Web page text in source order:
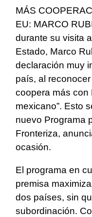
MÁS
EU: MARCO
durante su visita
Estado, Marco
declaración muy
país, al
coopera más con
mexicano”. Esto
nuevo Programa
Fronteriza,
ocasión.
El programa en
premisa
dos países, sin
subordinación.